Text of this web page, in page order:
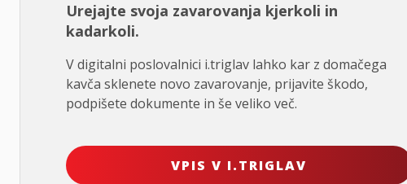
Urejajte svoja zavarovanja kjerkoli in
kadarkoli.
V digitalni poslovalnici i.triglav lahko kar z domačega
kavča sklenete novo zavarovanje, prijavite škodo,
podpišete dokumente in še veliko več.
VPIS V I.TRIGLAV